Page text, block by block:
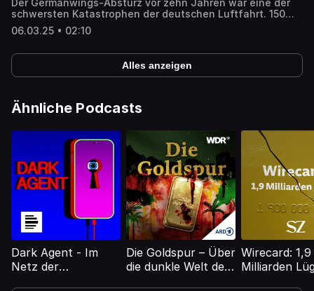
Der Germanwings-Absturz vor zehn Jahren war eine der
schwersten Katastrophen der deutschen Luftfahrt. 150
Menschen sind gestorben. Bis heute beschäftigt
Angehörige und die Justiz eine Frage: Wer trägt
Germanwings Absturz – Zehn Jahre ohne euch“ erzählt
die Geschichte zweier Familien, die beim Absturz geliebte
Menschen verloren haben. Alle Folgen des Podcasts
anschlags-tipp-germanwings-absturz-podcast Von WDR.
06.03.25 • 02:10
Alles anzeigen
Ähnliche Podcasts
Dark Agent - Im
Netz der
Die Goldspur – Über
die dunkle Welt des
Wirecard: 1,9
Milliarden